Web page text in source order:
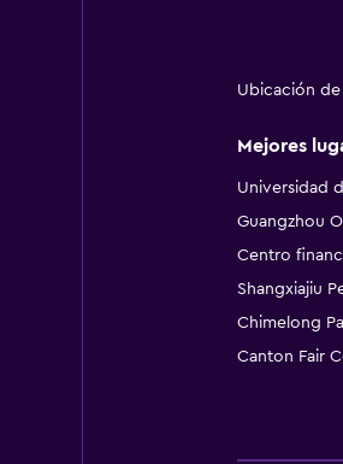
Ubicación
Mejores
Universidad
Guangzhou
Centro
Shangxiajiu
Chimelong
Canton Fair